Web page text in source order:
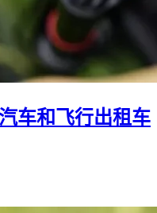
车和飞行出租车